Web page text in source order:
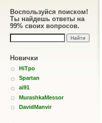
Воспользуйся поиском!
Ты найдешь ответы на
99% своих вопросов.
Новички
HiTpo
Spartan
ai91
MurashkaMessor
DavidManvir